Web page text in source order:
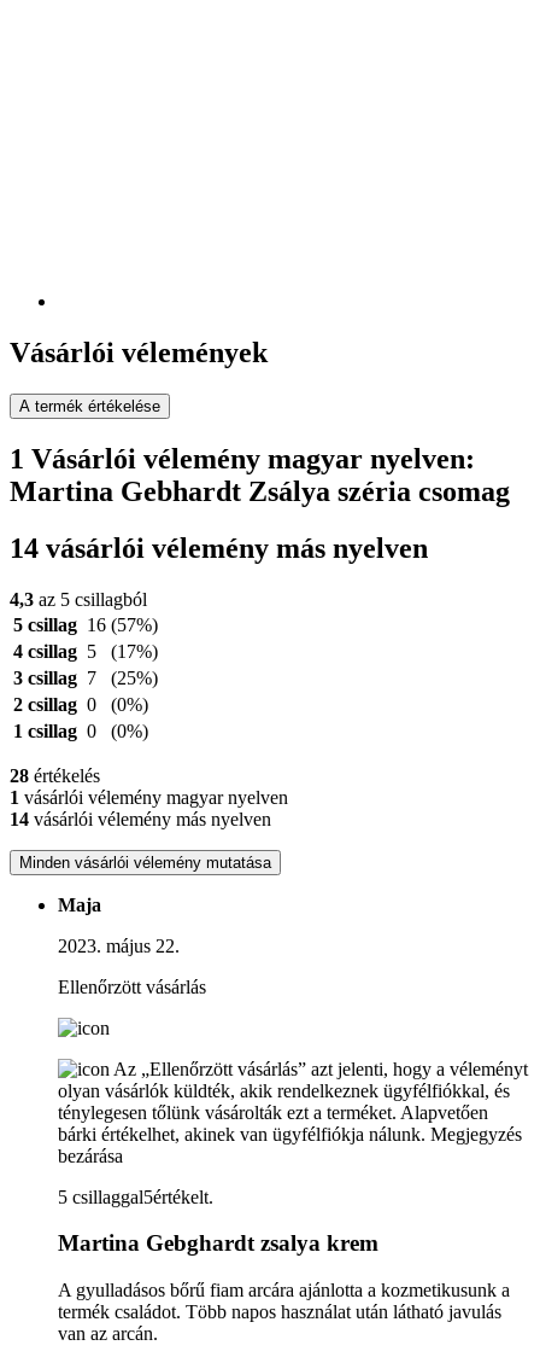
Vásárlói vélemények
A termék értékelése
1 Vásárlói vélemény magyar nyelven:
Martina Gebhardt Zsálya széria csomag
14 vásárlói vélemény más nyelven
4,3 az 5 csillagból
5 csillag 16 (57%)
4 csillag 5
(17%)
3 csillag 7
(25%)
2 csillag 0
(0%)
1 csillag 0 (0%)
28 értékelés
1 vásárlói vélemény magyar nyelven
14 vásárlói vélemény más nyelven
Minden vásárlói vélemény mutatása
Maja
2023. május 22.
Ellenőrzött vásárlás
Az „Ellenőrzött vásárlás” azt jelenti, hogy a véleményt
olyan vásárlók küldték, akik rendelkeznek ügyfélfiókkal, és
ténylegesen tőlünk vásárolták ezt a terméket. Alapvetően
bárki értékelhet, akinek van ügyfélfiókja nálunk. Megjegyzés
bezárása
5 csillaggal5értékelt.
Martina Gebghardt zsalya krem
A gyulladásos bőrű fiam arcára ajánlotta a kozmetikusunk a
termék családot. Több napos használat után látható javulás
van az arcán.